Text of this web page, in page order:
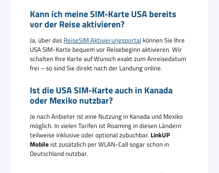
Kann ich meine SIM-Karte USA bereits
vor der Reise aktivieren?
Ja, über das ReiseSIM Aktivierungsportal können Sie Ihre
USA SIM-Karte bequem vor Reisebeginn aktivieren. Wir
schalten Ihre Karte auf Wunsch exakt zum Anreisedatum
frei – so sind Sie direkt nach der Landung online.
Ist die USA SIM-Karte auch in Kanada
oder Mexiko nutzbar?
Je nach Anbieter ist eine Nutzung in Kanada und Mexiko
möglich. In vielen Tarifen ist Roaming in diesen Ländern
teilweise inklusive oder optional zubuchbar. LinkUP
Mobile ist zusätzlich per WLAN-Call sogar schon in
Deutschland nutzbar.